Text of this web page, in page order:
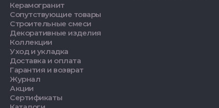
Керамогранит
Сопутствующие товары
Строительные смеси
Декоративные изделия
Коллекции
Уход и укладка
Доставка и оплата
Гарантия и возврат
Журнал
Акции
Сертификаты